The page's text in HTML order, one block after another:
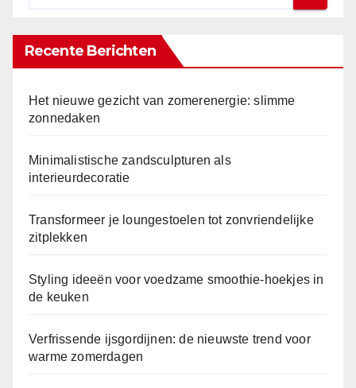
Recente Berichten
Het nieuwe gezicht van zomerenergie: slimme
zonnedaken
Minimalistische zandsculpturen als
interieurdecoratie
Transformeer je loungestoelen tot zonvriendelijke
zitplekken
Styling ideeën voor voedzame smoothie-hoekjes in
de keuken
Verfrissende ijsgordijnen: de nieuwste trend voor
warme zomerdagen